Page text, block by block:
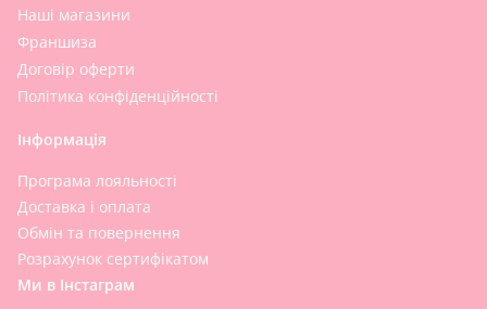
Наші магазини
Франшиза
Договір оферти
Політика конфіденційності
Інформація
Програма лояльності
Доставка і оплата
Обмін та повернення
Розрахунок сертифікатом
Ми в Інстаграм